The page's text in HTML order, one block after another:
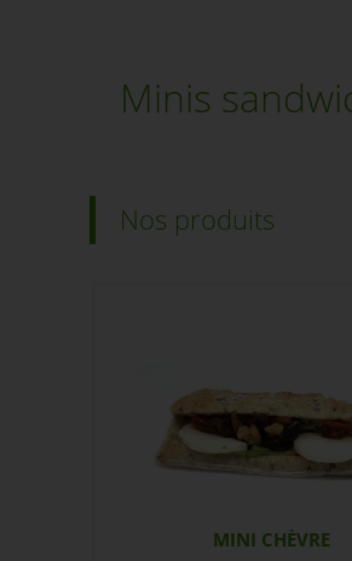
Minis
Nos produits
MINI CHÈVRE